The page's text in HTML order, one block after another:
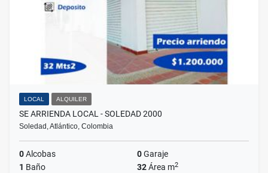
LOCAL ALQUILER
SE ARRIENDA LOCAL - SOLEDAD 2000
Soledad, Atlántico, Colombia
0Alcobas 0Garaje
1 Baño 32Área m2